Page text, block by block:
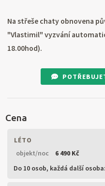
Na střeše chaty obnovena
"Vlastimil" vyzvání
18.00hod).
Cena
LÉTO
objekt/noc
6 490 Kč
Do 10 osob, každá další